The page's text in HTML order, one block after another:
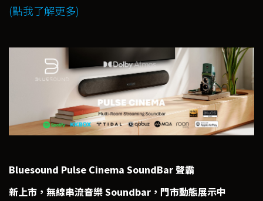
(點我了解更多)
Bluesound Pulse Cinema SoundBar 聲霸
新上市，無線串流音樂 Soundbar，門市動態展示中